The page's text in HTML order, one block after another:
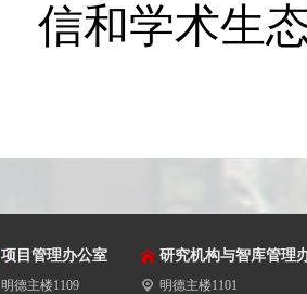
信和学术生
项目管理办公室
明德主楼1109
研究机构与智库管理
明德主楼1101